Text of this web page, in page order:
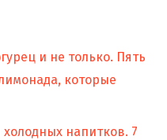
и не только. Пять
которые
напитков. 7